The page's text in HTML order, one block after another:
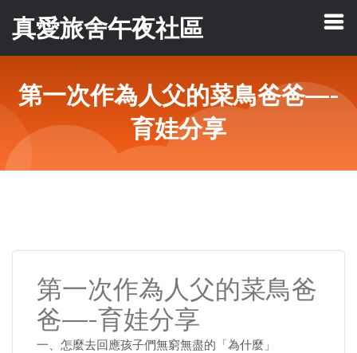
真愛旅舍午夜社區
第一次作為人父的菜鳥爸爸—-
育娃分享
第一次作為人父的菜鳥爸
爸—-育娃分享
一、怎麼去回應孩子們無窮無盡的「為什麼」